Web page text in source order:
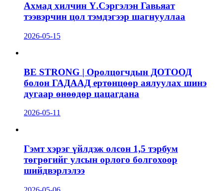
Ахмад хилчин Ү.Сэргэлэн Гавьяат
тээвэрчин цол тэмдэгээр шагнууллаа
2026-05-15
BE STRONG | Оролцогчдын ДОТООД
болон ГАДААД ертөнцөөр аялуулах шинэ
дугаар өнөөдөр цацагдана
2026-05-11
Гэмт хэрэг үйлдэж олсон 1,5 тэрбум
төгрөгийг улсын орлого болгохоор
шийдвэрлэлээ